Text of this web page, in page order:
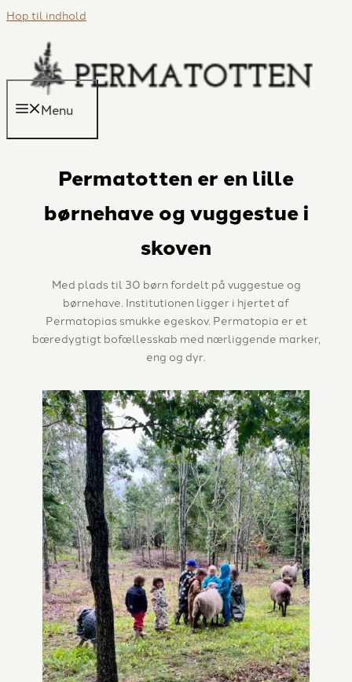
Hop til indhold
Menu
Permatotten er en lille
børnehave og vuggestue i
skoven
Med plads til 30 børn fordelt på vuggestue og
børnehave. Institutionen ligger i hjertet af
Permatopias smukke egeskov. Permatopia er et
bæredygtigt bofællesskab med nærliggende marker,
eng og dyr.